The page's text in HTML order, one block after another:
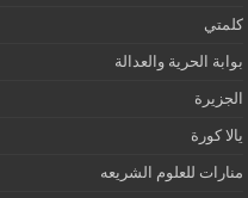
كلمتي
بوابة الحرية والعدالة
الجزيرة
يالا كورة
منارات للعلوم الشريعه